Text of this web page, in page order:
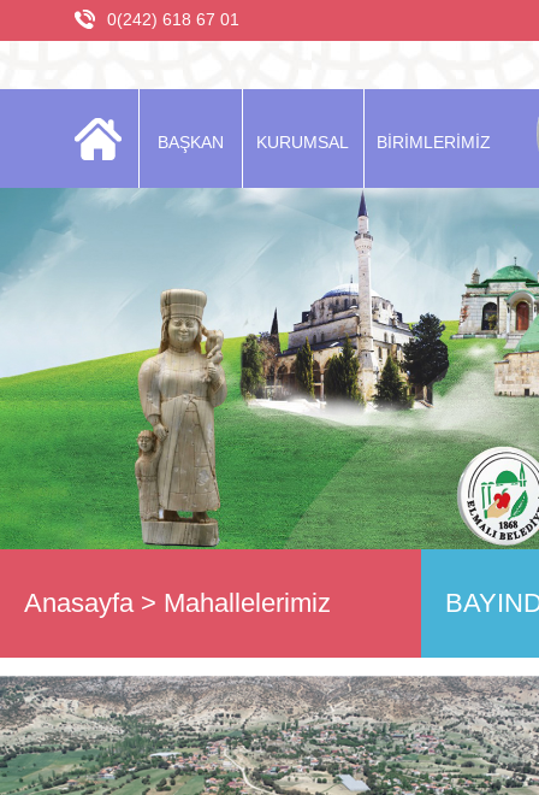
0(242) 618 67 01
BAŞKAN KURUMSAL BİRİMLERİMİZ
Anasayfa> Mahallelerimiz